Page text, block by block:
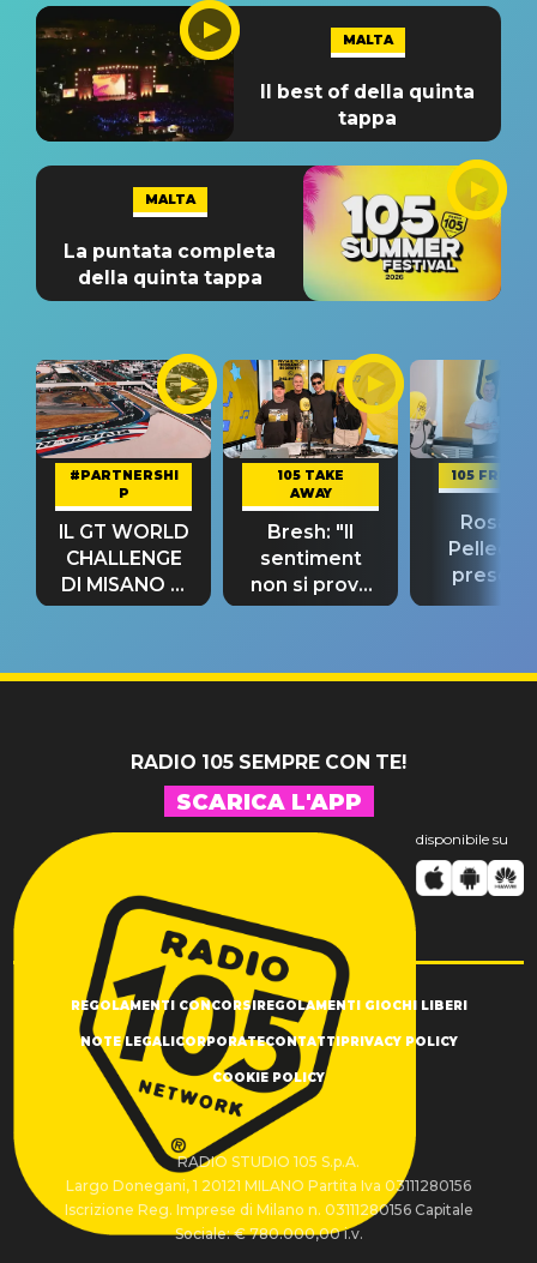
MALTA
Il best of della quinta
tappa
MALTA
La puntata completa
della quinta tappa
#PARTNERSHI
P
IL GT WORLD
CHALLENGE
DI MISANO si
riconferma
105 TAKE
AWAY
Bresh: "Il
sentiment
non si prova
fino alla notte
105
Rosario
“Così
RADIO 105 SEMPRE CON TE!
SCARICA L'APP
disponibile su
REGOLAMENTI CONCORSI REGOLAMENTI GIOCHI LIBERI
NOTE LEGALI CORPORATECONTATTI PRIVACY POLICY
COOKIE POLICY
RADIO STUDIO 105 S.p.A.
Largo Donegani, 1 20121 MILANO Partita Iva 03111280156
Iscrizione Reg. Imprese di Milano n. 03111280156 Capitale
Sociale: € 780.000,00 i.v.